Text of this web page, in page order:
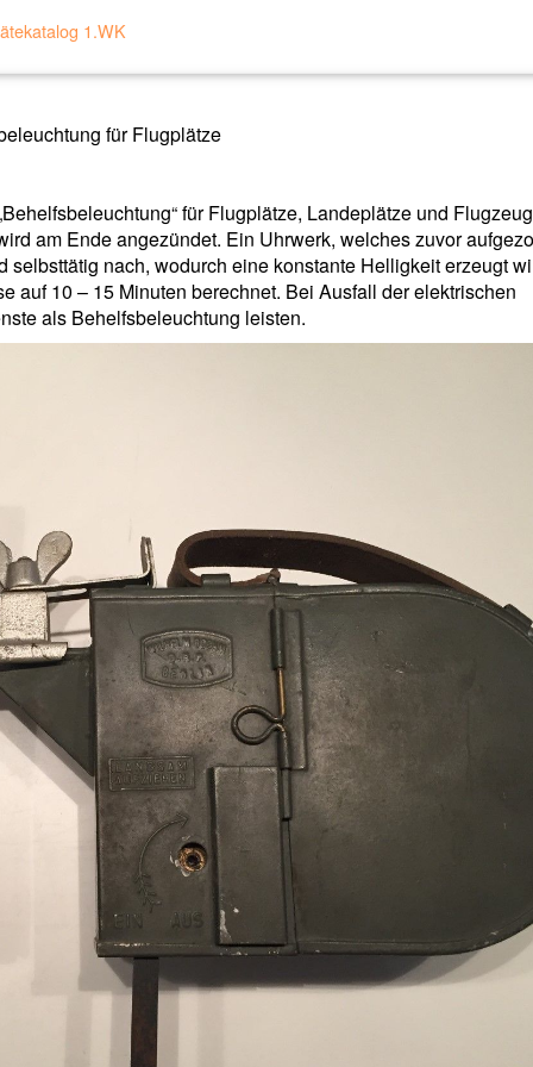
1.WK
für Flugplätze
für Flugplätze, Landeplätze und
am Ende angezündet. Ein Uhrwerk, welches zuvor
nach, wodurch eine konstante Helligkeit erzeugt
auf 10 – 15 Minuten berechnet. Bei Ausfall der elektrischen
als Behelfsbeleuchtung leisten.